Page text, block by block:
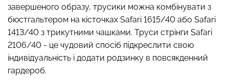
завершеного образу, трусики можна комбінувати з
бюстгальтером на кісточках Safari 1615/40 або Safari
1413/40 з трикутними чашками. Труси стрінги Safari
2106/40 - це чудовий спосіб підкреслити свою
індивідуальність і додати родзинку в повсякденний
гардероб.
Безшовні стрінги STRING
BRIEFS (чорний) Giulia
Топ на бретелях в рубчик